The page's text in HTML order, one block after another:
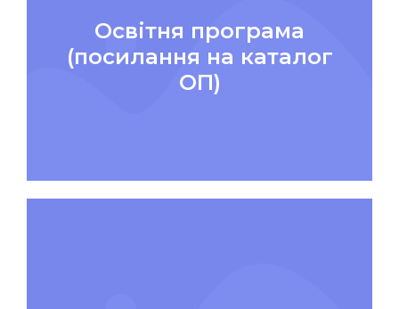
Освітня програма
(посилання на каталог
ОП)